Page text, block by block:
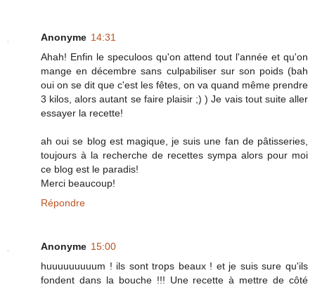
Anonyme 14:31
Ahah! Enfin le speculoos qu'on attend tout l'année et qu'on
mange en décembre sans culpabiliser sur son poids (bah
oui on se dit que c'est les fêtes, on va quand même prendre
3 kilos, alors autant se faire plaisir ;) ) Je vais tout suite aller
essayer la recette!
ah oui se blog est magique, je suis une fan de pâtisseries,
toujours à la recherche de recettes sympa alors pour moi
ce blog est le paradis!
Merci beaucoup!
Répondre
Anonyme 15:00
huuuuuuuuum ! ils sont trops beaux ! et je suis sure qu'ils
fondent dans la bouche !!! Une recette à mettre de côté